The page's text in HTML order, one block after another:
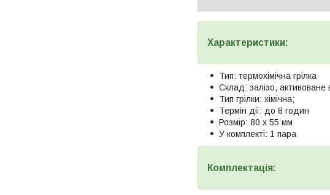
Характеристики:
Тип: термохімічна грілка
Склад: залізо, активоване
Тип грілки: хімічна;
Термін дії: до 8 годин
Розмір: 80 х 55 мм
У комплекті: 1 пара
Комплектація: